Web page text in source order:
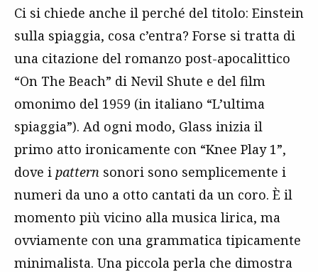
Ci si chiede anche il perché del titolo: Einstein
sulla spiaggia, cosa c’entra? Forse si tratta di
una citazione del romanzo post-apocalittico
“On The Beach” di Nevil Shute e del film
omonimo del 1959 (in italiano “L’ultima
spiaggia”). Ad ogni modo, Glass inizia il
primo atto ironicamente con “Knee Play 1”,
dove i pattern sonori sono semplicemente i
numeri da uno a otto cantati da un coro. È il
momento più vicino alla musica lirica, ma
ovviamente con una grammatica tipicamente
minimalista. Una piccola perla che dimostra